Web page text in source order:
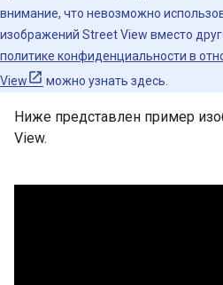
внимание, что невозможно
изображений Street View вместо
политике конфиденциальности в
View
можно узнать здесь.
Ниже представлен пример
View.